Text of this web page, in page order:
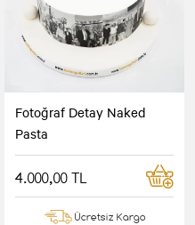
Fotoğraf Detay Naked
Pasta
4.000,00 TL
Ücretsiz Kargo